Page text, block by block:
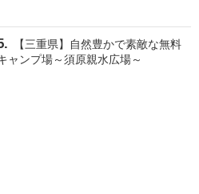
【三重県】自然豊かで素敵な無料
ャンプ場～須原親水広場～